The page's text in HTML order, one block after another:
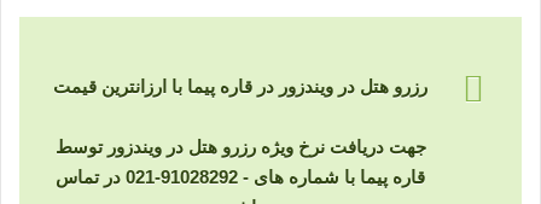
رزرو هتل در ویندزور در قاره پیما با ارزانترین قیمت
جهت دریافت نرخ ویژه رزرو هتل در ویندزور توسط
قاره پیما با شماره های - 91028292-021 در تماس